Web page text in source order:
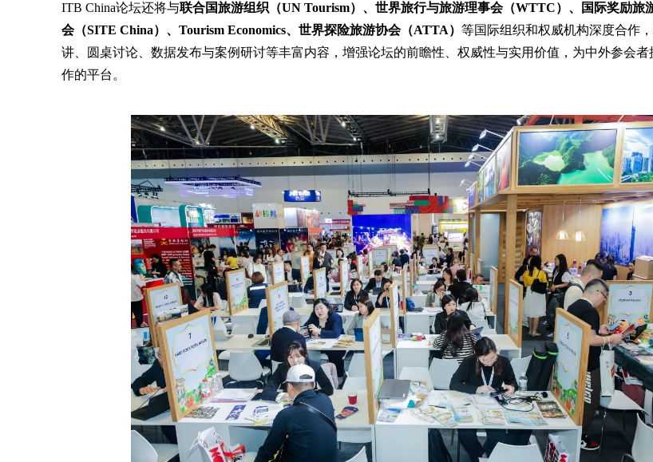
ITB China论坛还将与联合国旅游组织（UN Tourism）、世界旅行与旅游理事会（WTTC）、国际奖励旅
会（SITE China）、Tourism Economics、世界探险旅游协会（ATTA） 等国际组织和权威机构深度合作
讲、圆桌讨论、数据发布与案例研讨等丰富内容，增强论坛的前瞻性、权威性与实用价值，为中外参会者
作的平台。